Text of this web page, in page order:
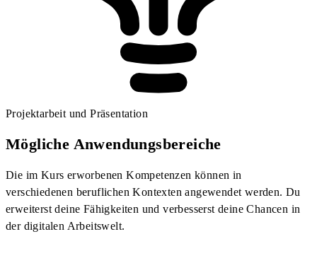
Projektarbeit und Präsentation
Mögliche Anwendungsbereiche
Die im Kurs erworbenen Kompetenzen können in
verschiedenen beruflichen Kontexten angewendet werden. Du
erweiterst deine Fähigkeiten und verbesserst deine Chancen in
der digitalen Arbeitswelt.